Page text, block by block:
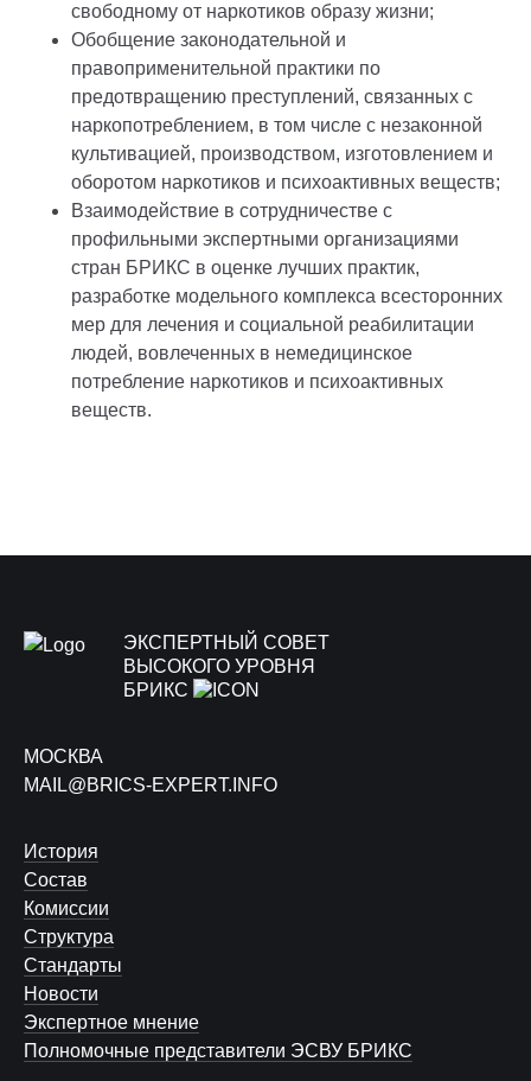
свободному от наркотиков образу жизни;
Обобщение законодательной и
правоприменительной практики по
предотвращению преступлений, связанных с
наркопотреблением, в том числе с незаконной
культивацией, производством, изготовлением и
оборотом наркотиков и психоактивных веществ;
Взаимодействие в сотрудничестве с
профильными экспертными организациями
стран БРИКС в оценке лучших практик,
разработке модельного комплекса всесторонних
мер для лечения и социальной реабилитации
людей, вовлеченных в немедицинское
потребление наркотиков и психоактивных
веществ.
ЭКСПЕРТНЫЙ СОВЕТ
ВЫСОКОГО УРОВНЯ
БРИКС
МОСКВА
MAIL@BRICS-EXPERT.INFO
История
Состав
Комиссии
Структура
Стандарты
Новости
Экспертное мнение
Полномочные представители ЭСВУ БРИКС